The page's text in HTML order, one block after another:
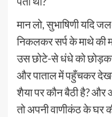
मान लो, सुभाषिणी यदि
निकलकर सर्प के माथे की
उस छोटे-से धंधे को
और पाताल में पहुँचकर
शैया पर कौन बैठी है?
तो अपनी वाणीकंठ के घर